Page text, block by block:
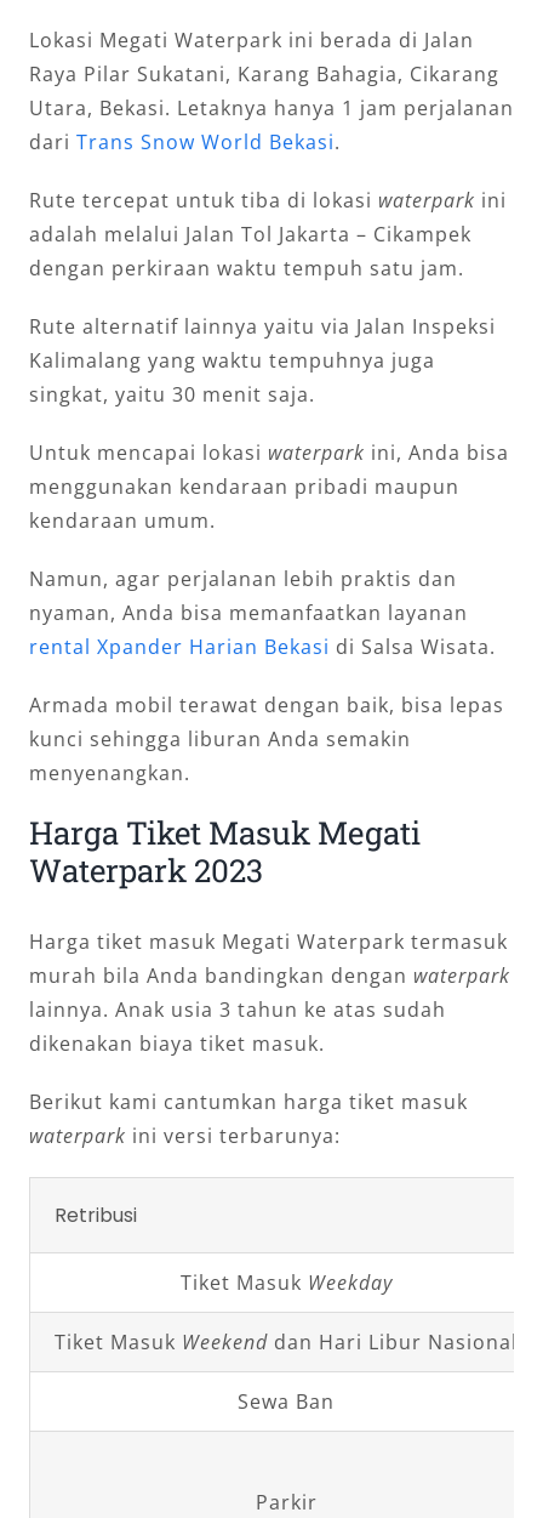
Lokasi Megati Waterpark ini berada di Jalan
Raya Pilar Sukatani, Karang Bahagia, Cikarang
Utara, Bekasi. Letaknya hanya 1 jam perjalanan
dari Trans Snow World Bekasi.
Rute tercepat untuk tiba di lokasi waterpark ini
adalah melalui Jalan Tol Jakarta – Cikampek
dengan perkiraan waktu tempuh satu jam.
Rute alternatif lainnya yaitu via Jalan Inspeksi
Kalimalang yang waktu tempuhnya juga
singkat, yaitu 30 menit saja.
Untuk mencapai lokasi waterpark ini, Anda bisa
menggunakan kendaraan pribadi maupun
kendaraan umum.
Namun, agar perjalanan lebih praktis dan
nyaman, Anda bisa memanfaatkan layanan
rental Xpander Harian Bekasi di Salsa Wisata.
Armada mobil terawat dengan baik, bisa lepas
kunci sehingga liburan Anda semakin
menyenangkan.
Harga Tiket Masuk Megati
Waterpark 2023
Harga tiket masuk Megati Waterpark termasuk
murah bila Anda bandingkan dengan waterpark
lainnya. Anak usia 3 tahun ke atas sudah
dikenakan biaya tiket masuk.
Berikut kami cantumkan harga tiket masuk
waterpark ini versi terbarunya:
Retribusi
Tiket Masuk Weekday
Tiket Masuk Weekend dan Hari Libur Nasional
Sewa Ban
Parkir